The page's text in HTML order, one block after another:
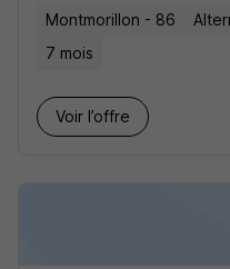
Montmorillon - 86
7 mois
Voir l’offre